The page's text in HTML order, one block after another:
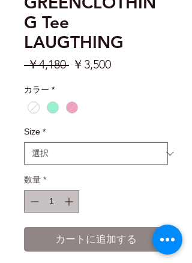
G Tee
LAUGTHING
￥4,180 通
格
￥3,500セ
カラー *
Size *
数量 *
カートに追加する